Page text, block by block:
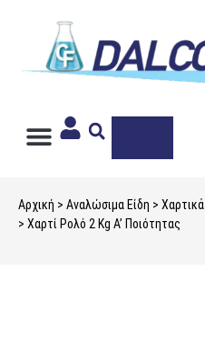
Αρχική > Αναλώσιμα Είδη > Χαρτικά
> Χαρτί Ρολό 2 Kg Α’ Ποιότητας